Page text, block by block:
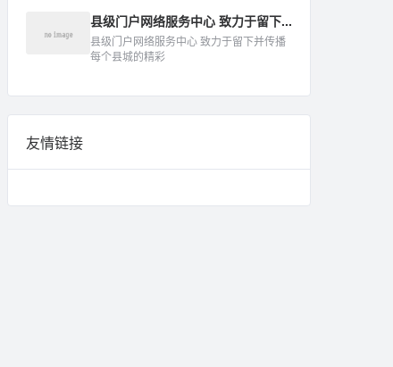
县级门户网络服务中心 致力于留下...
县级门户网络服务中心 致力于留下并传播
每个县城的精彩
友情链接